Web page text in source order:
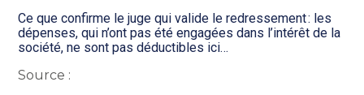
Ce que confirme le juge qui valide le redressement : les
dépenses, qui n’ont pas été engagées dans l’intérêt de la
société, ne sont pas déductibles ici…
Source :